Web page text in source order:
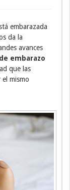
embarazada
da la
avances
embarazo
que las
mismo